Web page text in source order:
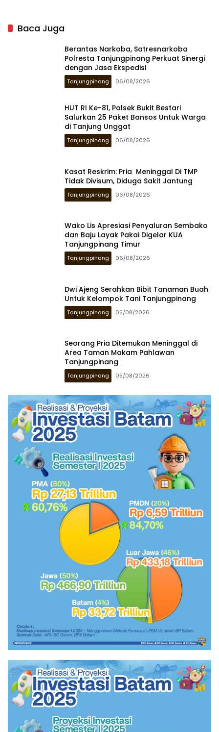
Baca Juga
Berantas Narkoba, Satresnarkoba
Polresta Tanjungpinang Perkuat Sinergi
dengan Jasa Ekspedisi
Tanjungpinang 06/08/2026
HUT RI Ke-81, Polsek Bukit Bestari
Salurkan 25 Paket Bansos Untuk Warga
di Tanjung Unggat
Tanjungpinang 06/08/2026
Kasat Reskrim: Pria Meninggal Di TMP
Tidak Divisum, Diduga Sakit Jantung
Tanjungpinang 06/08/2026
Wako Lis Apresiasi Penyaluran Sembako
dan Baju Layak Pakai Digelar KUA
Tanjungpinang Timur
Tanjungpinang 06/08/2026
Dwi Ajeng Serahkan Bibit Tanaman Buah
Untuk Kelompok Tani Tanjungpinang
Tanjungpinang 05/08/2026
Seorang Pria Ditemukan Meninggal di
Area Taman Makam Pahlawan
Tanjungpinang
Tanjungpinang 05/08/2026